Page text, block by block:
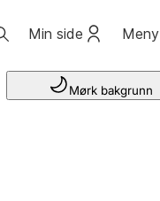
Min side Meny
Mørk bakgrunn